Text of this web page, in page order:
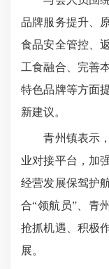
品牌服务提升、
食品安全管控、
工食融合、完善
特色品牌等方面
新建议。
青州镇表示，
业对接平台，加
经营发展保驾护
合“领航员”、青
抢抓机遇、积极
展。